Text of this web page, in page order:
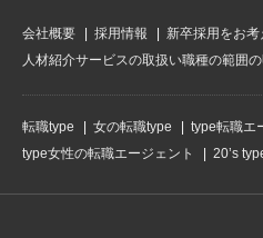
会社概要 採用情報
新卒採用をお
人材紹介サービスの取扱い職種の範囲
転職type 女の転職type
type転職エ
type女性の転職エージェント
20’s